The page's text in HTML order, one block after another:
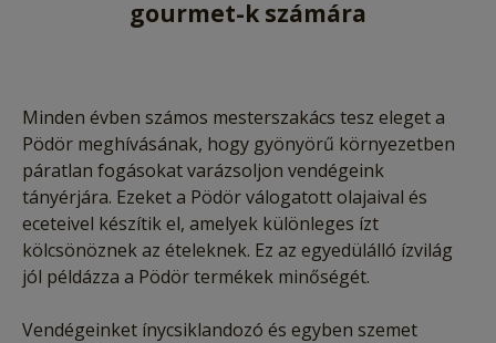
gourmet-k számára
Minden évben számos mesterszakács tesz eleget a
Pödör meghívásának, hogy gyönyörű környezetben
páratlan fogásokat varázsoljon vendégeink
tányérjára. Ezeket a Pödör válogatott olajaival és
eceteivel készítik el, amelyek különleges ízt
kölcsönöznek az ételeknek. Ez az egyedülálló ízvilág
jól példázza a Pödör termékek minőségét.
Vendégeinket ínycsiklandozó és egyben szemet